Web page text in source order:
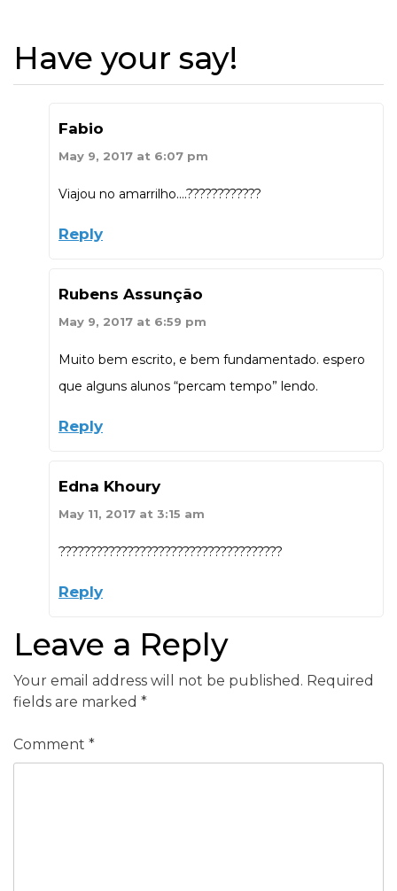
Have your say!
Fabio
May 9, 2017 at 6:07 pm
Viajou no amarrilho….????????????
Reply
Rubens Assunção
May 9, 2017 at 6:59 pm
Muito bem escrito, e bem fundamentado. espero
que alguns alunos “percam tempo” lendo.
Reply
Edna Khoury
May 11, 2017 at 3:15 am
????????????????????????????????????
Reply
Leave a Reply
Your email address will not be published. Required
fields are marked *
Comment *